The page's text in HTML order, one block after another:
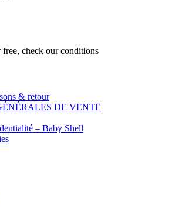
check our conditions
& retour
DE VENTE
– Baby Shell